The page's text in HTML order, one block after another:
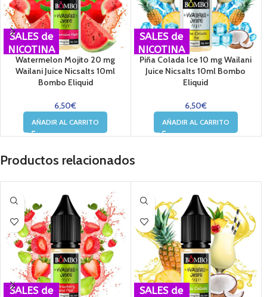
SALES de
NICOTINA
Watermelon Mojito 20 mg
Wailani Juice Nicsalts 10ml
Bombo Eliquid
6,50€
AÑADIR AL CARRITO
SALES de
NICOTINA
Piña Colada Ice 10 mg Wailani
Juice Nicsalts 10ml Bombo
Eliquid
6,50€
AÑADIR AL CARRITO
Productos relacionados
SALES de
SALES de